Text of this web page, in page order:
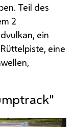
Teil des
2
ein
eine
"